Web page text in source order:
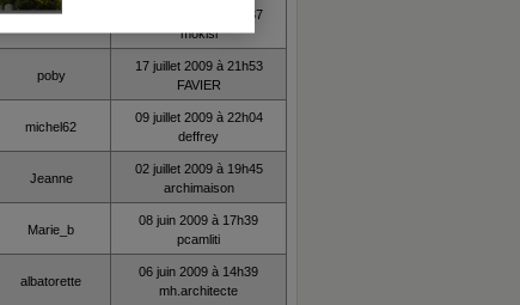
18 juillet 2009 à 21h37
mokisi
poby
17 juillet 2009 à 21h53
FAVIER
michel62
09 juillet 2009 à 22h04
deffrey
Jeanne
02 juillet 2009 à 19h45
archimaison
Marie_b
08 juin 2009 à 17h39
pcamliti
albatorette
06 juin 2009 à 14h39
mh.architecte